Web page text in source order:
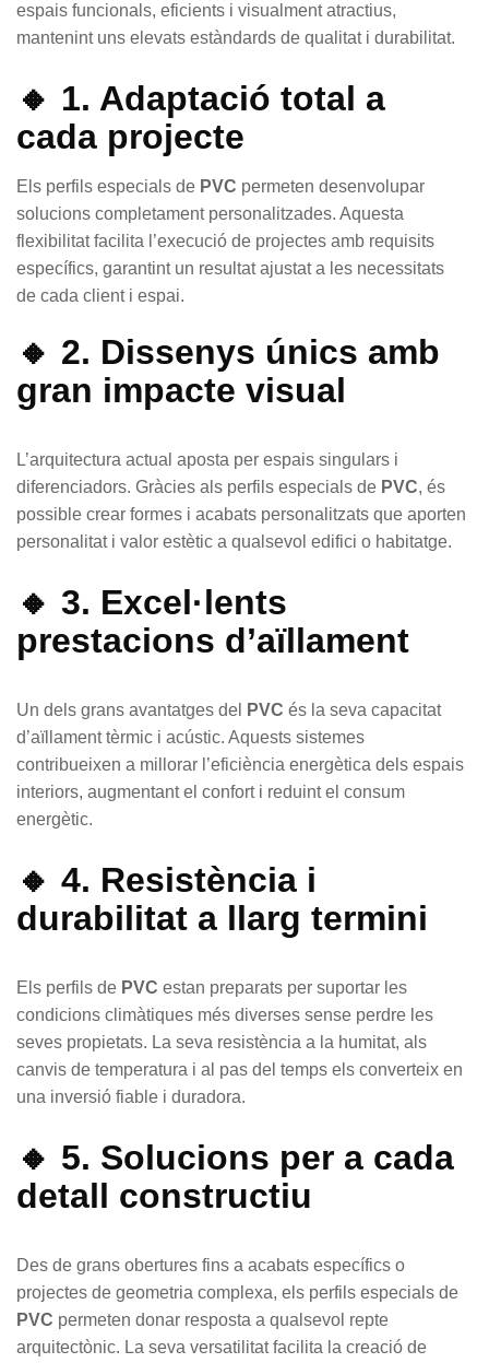
espais funcionals, eficients i visualment atractius,
mantenint uns elevats estàndards de qualitat i durabilitat.
🔸 1. Adaptació total a
cada projecte
Els perfils especials de PVC permeten desenvolupar
solucions completament personalitzades. Aquesta
flexibilitat facilita l’execució de projectes amb requisits
específics, garantint un resultat ajustat a les necessitats
de cada client i espai.
🔸 2. Dissenys únics amb
gran impacte visual
L’arquitectura actual aposta per espais singulars i
diferenciadors. Gràcies als perfils especials de PVC, és
possible crear formes i acabats personalitzats que aporten
personalitat i valor estètic a qualsevol edifici o habitatge.
🔸 3. Excel·lents
prestacions d’aïllament
Un dels grans avantatges del PVC és la seva capacitat
d’aïllament tèrmic i acústic. Aquests sistemes
contribueixen a millorar l’eficiència energètica dels espais
interiors, augmentant el confort i reduint el consum
energètic.
🔸 4. Resistència i
durabilitat a llarg termini
Els perfils de PVC estan preparats per suportar les
condicions climàtiques més diverses sense perdre les
seves propietats. La seva resistència a la humitat, als
canvis de temperatura i al pas del temps els converteix en
una inversió fiable i duradora.
🔸 5. Solucions per a cada
detall constructiu
Des de grans obertures fins a acabats específics o
projectes de geometria complexa, els perfils especials de
PVC permeten donar resposta a qualsevol repte
arquitectònic. La seva versatilitat facilita la creació de